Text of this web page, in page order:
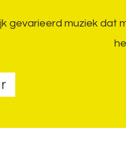
gevarieerd muziek dat